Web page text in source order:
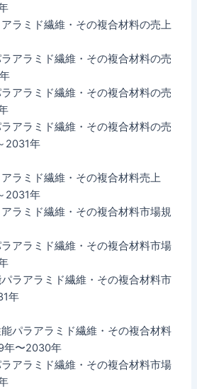
アラミド繊維・その複合材料の売上
ラミド繊維・その複合材料の売
ラミド繊維・その複合材料の売
ラミド繊維・その複合材料の売
2031年
ミド繊維・その複合材料売上
2031年
ミド繊維・その複合材料市場規
ラミド繊維・その複合材料市場
アラミド繊維・その複合材料市
年
ラアラミド繊維・その複合材料
年〜2030年
ラミド繊維・その複合材料市場